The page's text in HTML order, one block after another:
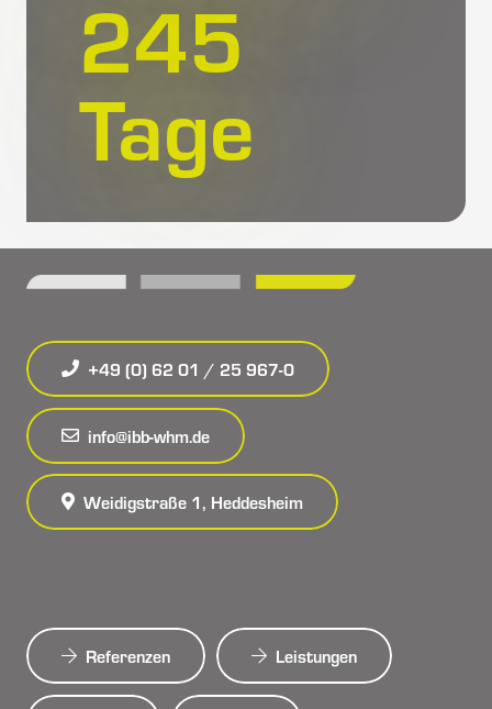
285
Tage
+49 (0) 62 01 / 25 967-0
info@ibb-whm.de
Weidigstraße 1, Heddesheim
Referenzen Leistungen